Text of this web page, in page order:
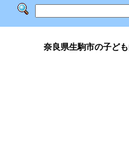
奈良県生駒市の子ど